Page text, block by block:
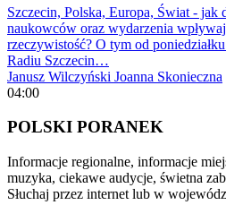
Szczecin, Polska, Europa, Świat - jak
naukowców oraz wydarzenia
rzeczywistość? O tym od
Radiu Szczecin…
Janusz Wilczyński Joanna Skonieczna
04:00
POLSKI PORANEK
Informacje regionalne, informacje
muzyka, ciekawe audycje, świetna
Słuchaj przez internet lub w